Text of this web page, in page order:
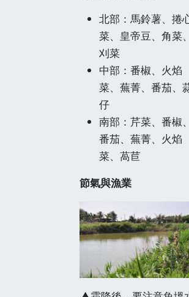
北部：馬鈴薯、捲
菜、皇帝豆、角菜、
刈菜
中部：番椒、火焰
菜、蕪菁、番茄、
仔
南部：芹菜、番椒、
番茄、蕪菁、火焰
菜、萵苣
節氣與漁業